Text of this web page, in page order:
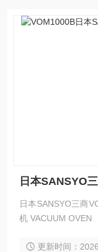
日本SANSYO
日本SANSYO三商
机 VACUUM OVEN
更新时间：